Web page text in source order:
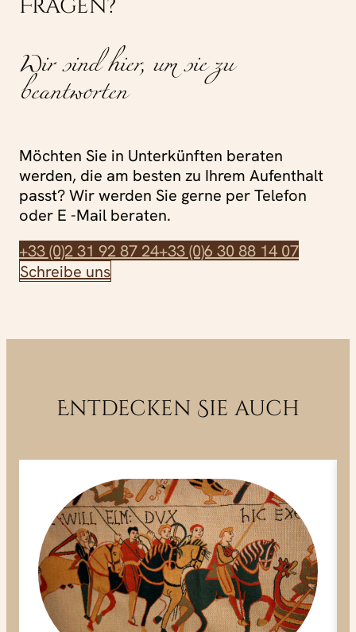
Fragen?
Wir sind hier, um sie zu
beantworten
Möchten Sie in Unterkünften beraten
werden, die am besten zu Ihrem Aufenthalt
passt? Wir werden Sie gerne per Telefon
oder E -Mail beraten.
+33 (0)2 31 92 87 24+33 (0)6 30 88 14 07
Schreibe uns
Entdecken Sie auch